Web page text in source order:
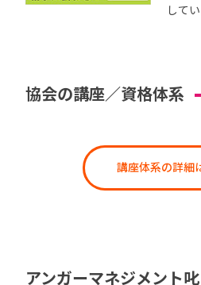
してい
協会の講座／資格体系
講座体系の詳細
アンガーマネジメント